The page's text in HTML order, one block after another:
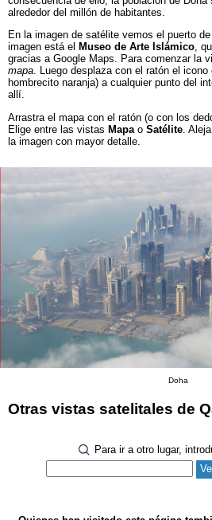
alrededor del millón de habitantes.
En la imagen de satélite vemos el puerto
imagen está el Museo de Arte Islámico,
gracias a Google Maps. Para comenzar la
mapa. Luego desplaza con el ratón el icono
hombrecito naranja) a cualquier punto del
allí.
Arrastra el mapa con el ratón (o con los
Elige entre las vistas Mapa o Satélite .
la imagen con mayor detalle.
Doha
Otras vistas satelitales de
Para ir a otro lugar,